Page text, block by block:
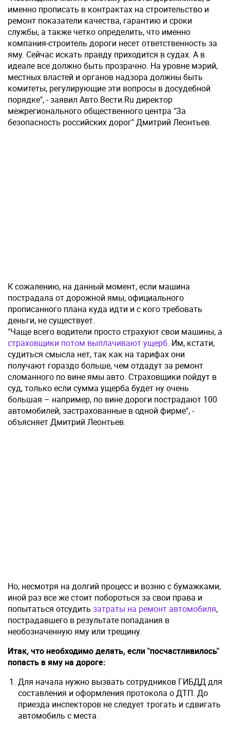
именно прописать в контрактах на строительство и
ремонт показатели качества, гарантию и сроки
службы, а также четко определить, что именно
компания-строитель дороги несет ответственность за
яму. Сейчас искать правду приходится в судах. А в
идеале все должно быть прозрачно. На уровне мэрий,
местных властей и органов надзора должны быть
комитеты, регулирующие эти вопросы в досудебной
порядке", - заявил Авто.Вести.Ru директор
межрегионального общественного центра "За
безопасность российских дорог" Дмитрий Леонтьев.
К сожалению, на данный момент, если машина
пострадала от дорожной ямы, официального
прописанного плана куда идти и с кого требовать
деньги, не существует.
"Чаще всего водители просто страхуют свои машины, а
страховщики потом выплачивают ущерб. Им, кстати,
судиться смысла нет, так как на тарифах они
получают гораздо больше, чем отдадут за ремонт
сломанного по вине ямы авто. Страховщики пойдут в
суд, только если сумма ущерба будет ну очень
большая – например, по вине дороги пострадают 100
автомобилей, застрахованные в одной фирме", -
объясняет Дмитрий Леонтьев.
Но, несмотря на долгий процесс и возню с бумажками,
иной раз все же стоит побороться за свои права и
попытаться отсудить затраты на ремонт автомобиля,
пострадавшего в результате попадания в
необозначенную яму или трещину.
Итак, что необходимо делать, если "посчастливилось"
попасть в яму на дороге:
Для начала нужно вызвать сотрудников ГИБДД для
составления и оформления протокола о ДТП. До
приезда инспекторов не следует трогать и сдвигать
автомобиль с места.